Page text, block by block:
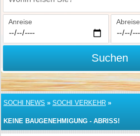
Wohin reisen Sie?
Anreise Abreise
Suchen
SOCHI NEWS » SOCHI VERKEHR »
KEINE BAUGENEHMIGUNG - ABRISS!